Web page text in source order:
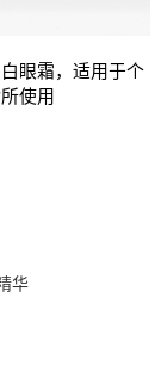
眼霜，适用于个
使用
华